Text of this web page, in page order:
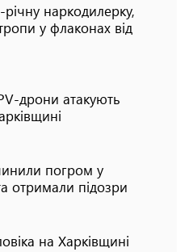
наркодилерку,
у флаконах від
дрони атакують
погром у
отримали підозри
на Харківщині